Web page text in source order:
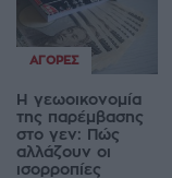
ΑΓΟΡΈΣ
Η γεωοικονομία
της παρέμβασης
στο γεν: Πώς
αλλάζουν οι
ισορροπίες